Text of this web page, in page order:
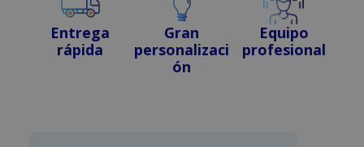
Entrega
rápida
Gran
personalizaci
ón
Equipo
profesional